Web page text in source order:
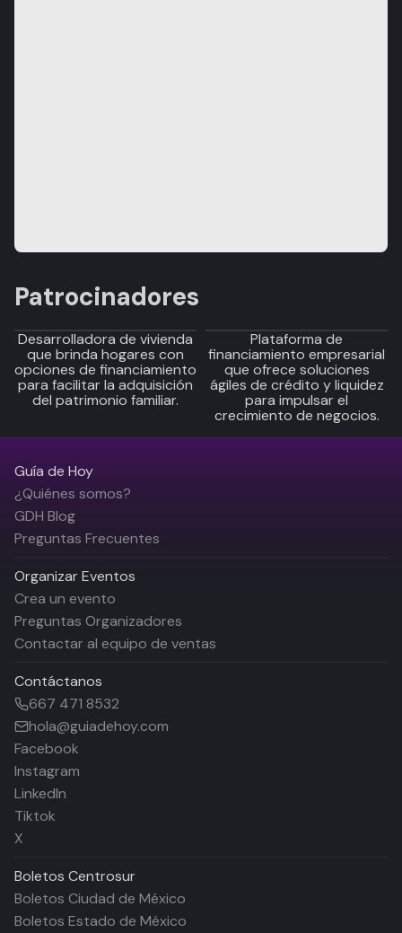
Patrocinadores
Desarrolladora de vivienda
que brinda hogares con
opciones de financiamiento
para facilitar la adquisición
del patrimonio familiar.
Plataforma de
financiamiento empresarial
que ofrece soluciones
ágiles de crédito y liquidez
para impulsar el
crecimiento de negocios.
Guía de Hoy
¿Quiénes somos?
GDH Blog
Preguntas Frecuentes
Organizar Eventos
Crea un evento
Preguntas Organizadores
Contactar al equipo de ventas
Contáctanos
667 471 8532
hola@guiadehoy.com
Facebook
Instagram
LinkedIn
Tiktok
X
Boletos Centrosur
Boletos Ciudad de México
Boletos Estado de México